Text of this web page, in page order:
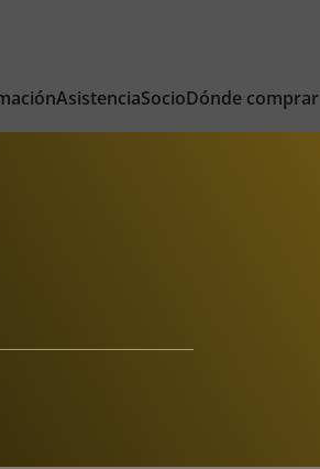
AsistenciaSocioDónde comprar